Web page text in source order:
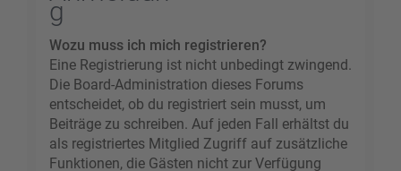
g
Wozu muss ich mich registrieren?
Eine Registrierung ist nicht unbedingt zwingend.
Die Board-Administration dieses Forums
entscheidet, ob du registriert sein musst, um
Beiträge zu schreiben. Auf jeden Fall erhältst du
als registriertes Mitglied Zugriff auf zusätzliche
Funktionen, die Gästen nicht zur Verfügung